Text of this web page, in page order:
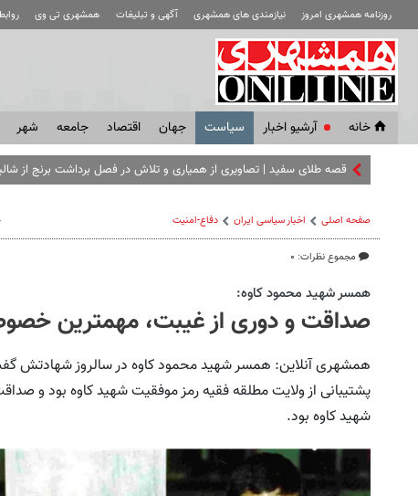
روزنامه همشهری امروز نیازمندی های همشهری آگهی و تبلیغات همشهری تی وی
خانه آرشیو اخبار سياست جهان اقتصاد جامعه شهر
قصه طلای سفید | تصاویری از همیاری و تلاش در فصل برداشت برنج از
صفحه اصلی اخبار سیاسی ایران دفاع-امنیت
مجموع نظرات: ۰
همسر شهید محمود کاوه:
صداقت و دوری از غیبت، مهمترین
همشهری آنلاین: همسر شهید محمود کاوه در سالروز شهادتش
پشتیبانی از ولایت مطلقه فقیه رمز موفقیت شهید کاوه بود و
شهید کاوه بود.